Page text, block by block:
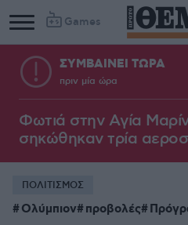
Games
ΣΥΜΒΑΙΝΕΙ ΤΩΡΑ
πριν μία ώρα
Φωτιά στην Aγία
σηκώθηκαν τρία
ΠΟΛΙΤΙΣΜΟΣ
Ολύμπιον προβολές